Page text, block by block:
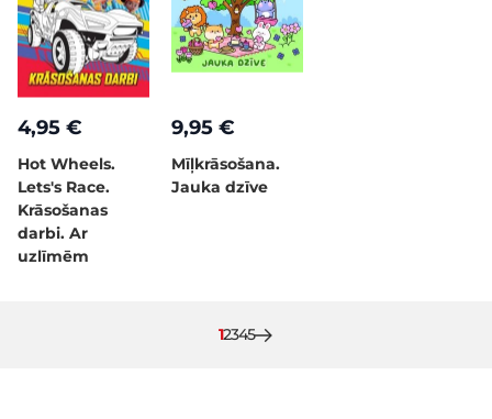
4,95 €
Hot Wheels.
Lets's Race.
Krāsošanas
darbi. Ar
uzlīmēm
9,95 €
Mīļkrāsošana.
Jauka dzīve
Pašlaik lasāt lapu
1Lapa
2Lapa
3Lapa
4Lapa
5